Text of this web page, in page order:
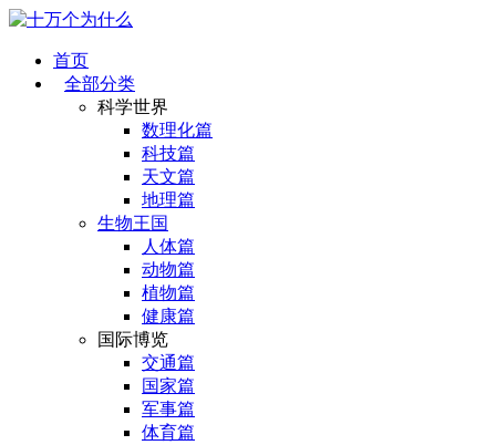
首页
全部分类
科学世界
数理化篇
科技篇
天文篇
地理篇
生物王国
人体篇
动物篇
植物篇
健康篇
国际博览
交通篇
国家篇
军事篇
体育篇